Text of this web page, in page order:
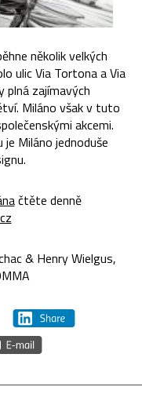
několik velkých
ulic Via Tortona a Via
plná zajímavých
Miláno však v tuto
akcemi.
Miláno jednoduše
čtěte denně
& Henry Wielgus,